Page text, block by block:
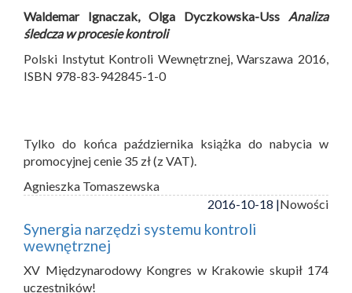
Waldemar Ignaczak, Olga Dyczkowska-Uss Analiza
śledcza w procesie kontroli
Polski Instytut Kontroli Wewnętrznej, Warszawa 2016,
ISBN 978-83-942845-1-0
Tylko do końca października książka do nabycia w
promocyjnej cenie 35 zł (z VAT).
Agnieszka Tomaszewska
2016-10-18 |Nowości
Synergia narzędzi systemu kontroli
wewnętrznej
XV Międzynarodowy Kongres w Krakowie skupił 174
uczestników!